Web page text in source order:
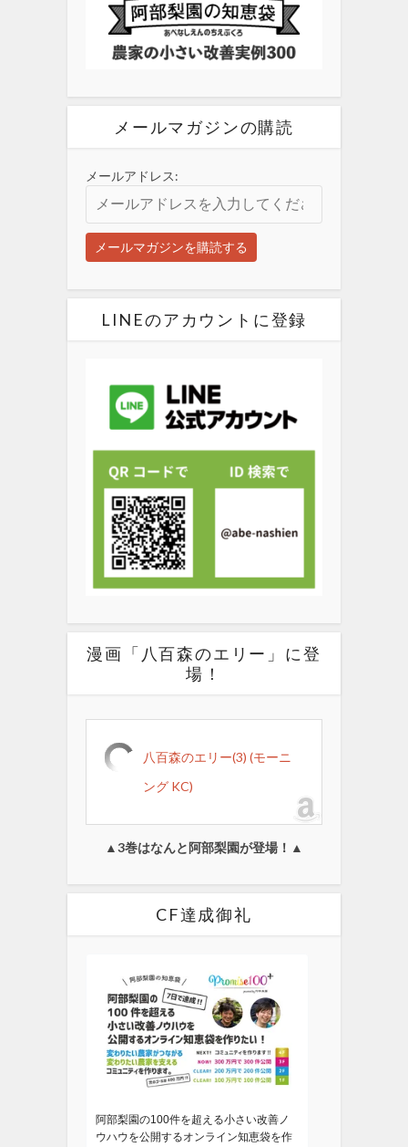
メールマガジンの購読
メールアドレス:
LINEのアカウントに登録
漫画「八百森のエリー」に登
場！
八百森のエリー(3) (モーニ
ング KC)
▲3巻はなんと阿部梨園が登場！▲
CF達成御礼